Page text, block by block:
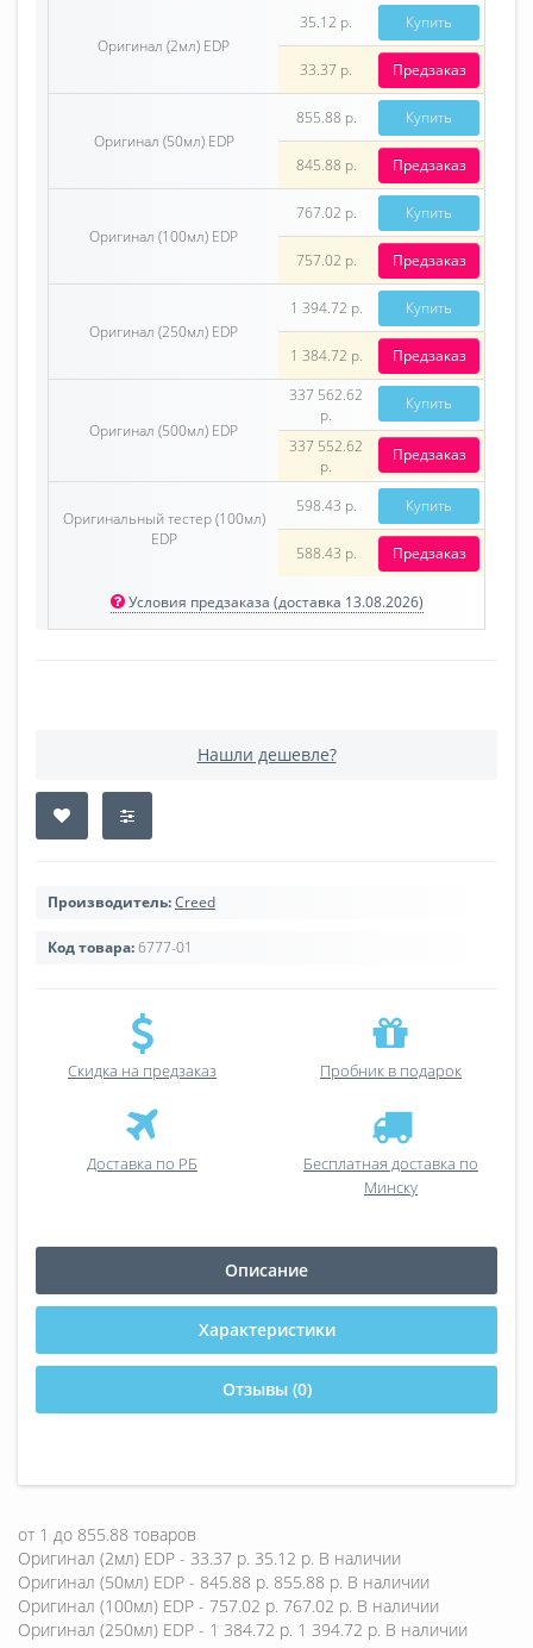
Оригинал (2мл) EDP
35.12 р. Купить
33.37 р. Предзаказ
Оригинал (50мл) EDP
855.88 р. Купить
845.88 р. Предзаказ
Оригинал (100мл) EDP
767.02 р. Купить
757.02 р. Предзаказ
Оригинал (250мл) EDP
1 394.72 р. Купить
1 384.72 р. Предзаказ
Оригинал (500мл) EDP
337 562.62
р.
Купить
337 552.62
р.
Предзаказ
Оригинальный тестер (100мл)
EDP
598.43 р. Купить
588.43 р. Предзаказ
Условия предзаказа (доставка 13.08.2026)
Нашли дешевле?
Производитель:Creed
Код товара:6777-01
Скидка на предзаказ Пробник в подарок
Доставка по РБ
Бесплатная доставка по
Минску
Описание
Характеристики
Отзывы (0)
от 1 до 855.88 товаров
Оригинал (2мл) EDP - 33.37 р. 35.12 р. В наличии
Оригинал (50мл) EDP - 845.88 р. 855.88 р. В наличии
Оригинал (100мл) EDP - 757.02 р. 767.02 р. В наличии
Оригинал (250мл) EDP - 1 384.72 р. 1 394.72 р. В наличии